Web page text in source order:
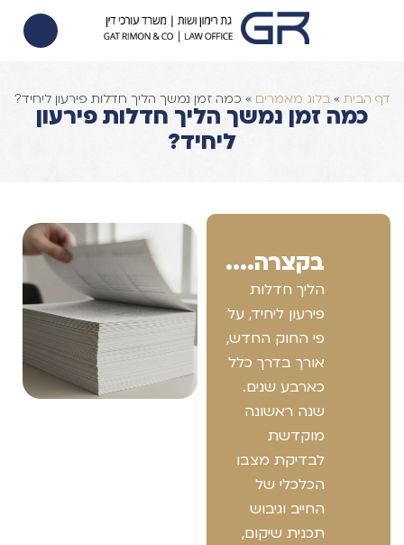
דף הבית »בלוג מאמרים » כמה זמן נמשך הליך חדלות פירעון ליחיד?
כמה זמן נמשך הליך חדלות פירעון
ליחיד?
בקצרה....
הליך חדלות
פירעון ליחיד, על
פי החוק החדש,
אורך בדרך כלל
כארבע שנים.
שנה ראשונה
מוקדשת
לבדיקת מצבו
הכלכלי של
החייב וגיבוש
תכנית שיקום,